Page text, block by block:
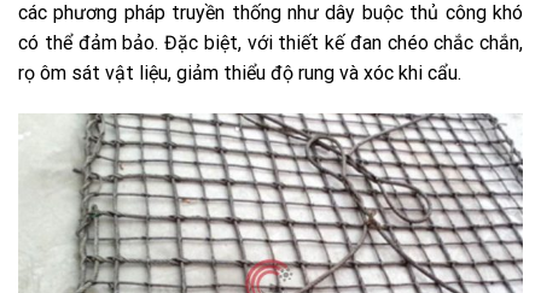
các phương pháp truyền thống như dây buộc thủ công khó
có thể đảm bảo. Đặc biệt, với thiết kế đan chéo chắc chắn,
rọ ôm sát vật liệu, giảm thiểu độ rung và xóc khi cẩu.